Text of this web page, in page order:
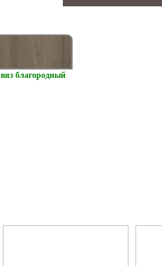
вяз благородный